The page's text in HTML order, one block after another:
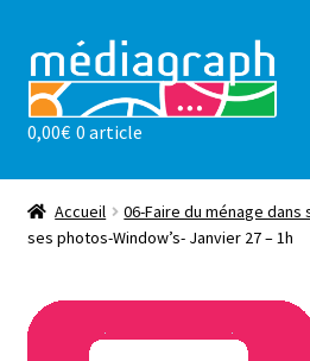
à
la
navigation
au
contenu
Les ateliers
sensibilisations
l’association
0,00€ 0 article
Accueil 06-Faire du ménage
ses photos-Window’s- Janvier 27 – 1h